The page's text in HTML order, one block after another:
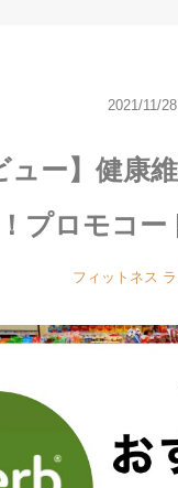
2021/11/28
ュー】健康
プロモコ
フィットネス